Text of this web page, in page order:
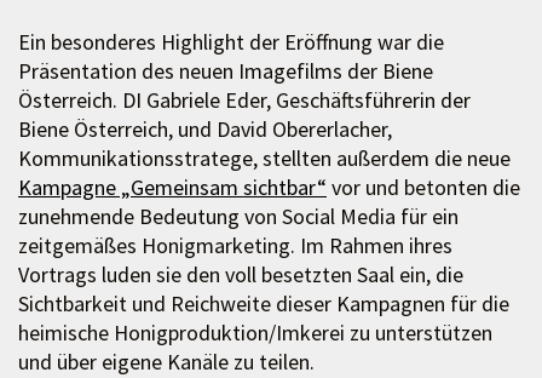
Ein besonderes Highlight der Eröffnung war die
Präsentation des neuen Imagefilms der Biene
Österreich. DI Gabriele Eder, Geschäftsführerin der
Biene Österreich, und David Obererlacher,
Kommunikationsstratege, stellten außerdem die neue
Kampagne „Gemeinsam sichtbar“ vor und betonten die
zunehmende Bedeutung von Social Media für ein
zeitgemäßes Honigmarketing. Im Rahmen ihres
Vortrags luden sie den voll besetzten Saal ein, die
Sichtbarkeit und Reichweite dieser Kampagnen für die
heimische Honigproduktion/Imkerei zu unterstützen
und über eigene Kanäle zu teilen.